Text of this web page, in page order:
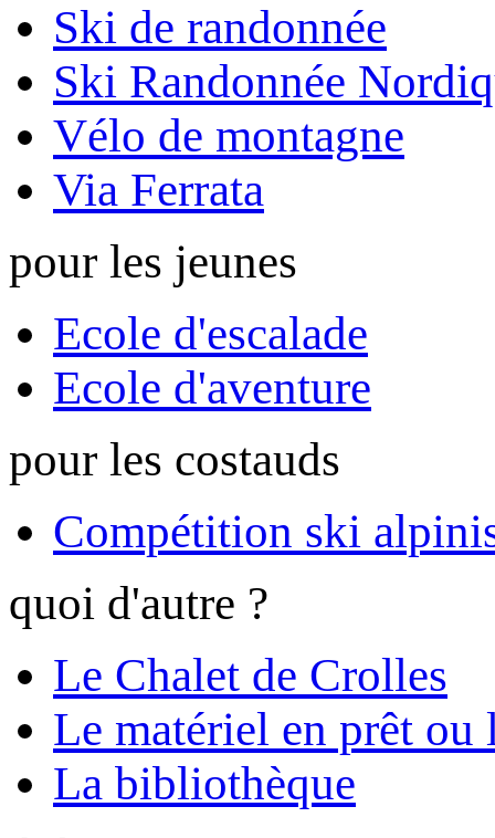
Ski de randonnée
Ski Randonnée
Vélo de montagne
Via Ferrata
pour les jeunes
Ecole d'escalade
Ecole d'aventure
pour les costauds
Compétition ski
quoi d'autre ?
Le Chalet de Crolles
Le matériel en prêt ou
La bibliothèque